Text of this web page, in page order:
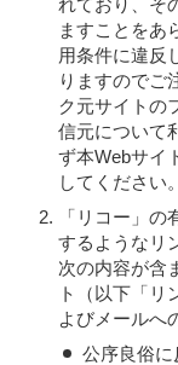
れており、そ
ますことをあ
用条件に違反
りますのでご
ク元サイトの
信元について
ず本Webサイ
してください。
「リコー」
するようなリ
次の内容が含
ト（以下「リ
よびメールへ
公序良俗に